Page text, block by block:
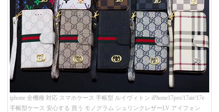
iphone 全機種 対応 スマホケース 手帳型 ルイヴィトン iPhone17pro/17air/17e
手帳型ケース 安心する 買う モノグラム シュリンクレザーLV アイフォン